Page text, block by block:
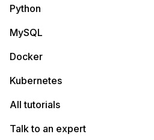
Python
MySQL
Docker
Kubernetes
All tutorials
Talk to an expert